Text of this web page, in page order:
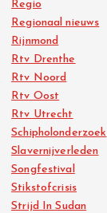
Regio
Regionaal nieuws
Rijnmond
Rtv Drenthe
Rtv Noord
Rtv Oost
Rtv Utrecht
Schipholonderzoek
Slavernijverleden
Songfestival
Stikstofcrisis
Strijd In Sudan